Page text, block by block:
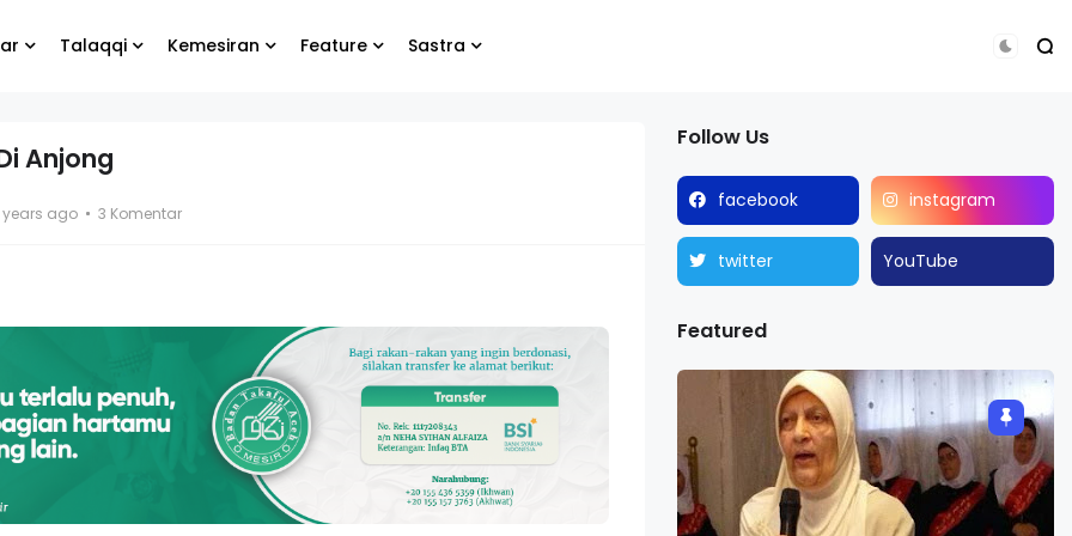
Talaqqi Kemesiran Feature Sastra
Biarlah yang lain
Anjong
years ago 3 Komentar
Follow Us
facebook instagram
twitter YouTube
Featured